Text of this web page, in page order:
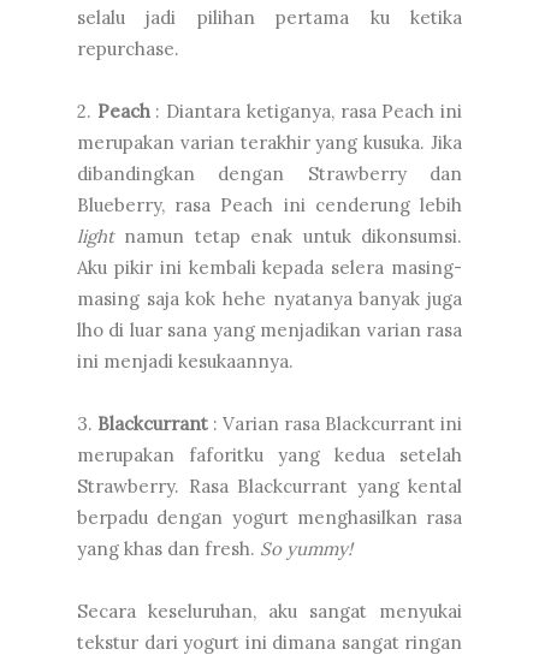
selalu jadi pilihan pertama ku ketika
repurchase.
2. Peach: Diantara ketiganya, rasa Peach ini
merupakan varian terakhir yang kusuka. Jika
dibandingkan dengan Strawberry dan
Blueberry, rasa Peach ini cenderung lebih
lightnamun tetap enak untuk dikonsumsi.
Aku pikir ini kembali kepada selera masing-
masing saja kok hehe nyatanya banyak juga
lho di luar sana yang menjadikan varian rasa
ini menjadi kesukaannya.
3. Blackcurrant : Varian rasa Blackcurrant ini
merupakan faforitku yang kedua setelah
Strawberry. Rasa Blackcurrant yang kental
berpadu dengan yogurt menghasilkan rasa
yang khas dan fresh. So yummy!
Secara keseluruhan, aku sangat menyukai
tekstur dari yogurt ini dimana sangat ringan